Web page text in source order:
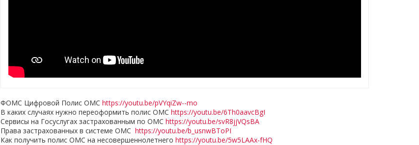
ФОМС Цифровой Полис ОМС https://youtu.be/pVYqiZw--mo
В каких случаях нужно переоформить полис ОМС https://youtu.be/6Th0aavcBgI
Cервисы на Госуслугах застрахованным по ОМС https://youtu.be/svR8jjVQsBA
Права застрахованных в системе ОМС https://youtu.be/b_usnwBToPI
Как получить полис ОМС на несовершеннолетнего https://youtu.be/5w5LAAx-fHQ